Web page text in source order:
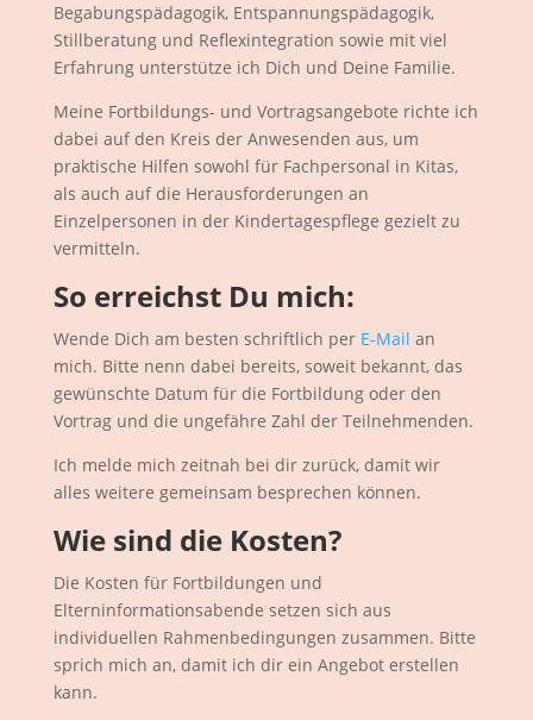
Begabungspädagogik, Entspannungspädagogik,
Stillberatung und Reflexintegration sowie mit viel
Erfahrung unterstütze ich Dich und Deine Familie.
Meine Fortbildungs- und Vortragsangebote richte ich
dabei auf den Kreis der Anwesenden aus, um
praktische Hilfen sowohl für Fachpersonal in Kitas,
als auch auf die Herausforderungen an
Einzelpersonen in der Kindertagespflege gezielt zu
vermitteln.
So erreichst Du mich:
Wende Dich am besten schriftlich per E-Mail an
mich. Bitte nenn dabei bereits, soweit bekannt, das
gewünschte Datum für die Fortbildung oder den
Vortrag und die ungefähre Zahl der Teilnehmenden.
Ich melde mich zeitnah bei dir zurück, damit wir
alles weitere gemeinsam besprechen können.
Wie sind die Kosten?
Die Kosten für Fortbildungen und
Elterninformationsabende setzen sich aus
individuellen Rahmenbedingungen zusammen. Bitte
sprich mich an, damit ich dir ein Angebot erstellen
kann.